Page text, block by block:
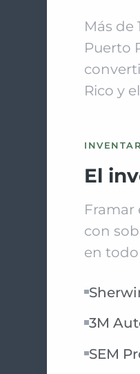
Más de
Puerto
Rico y
El
Framar
con
en
3M
SEM